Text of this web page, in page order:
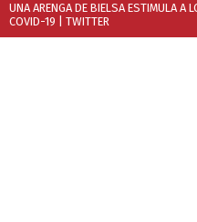
UNA ARENGA DE BIELSA ESTIMULA A
COVID-19 | TWITTER